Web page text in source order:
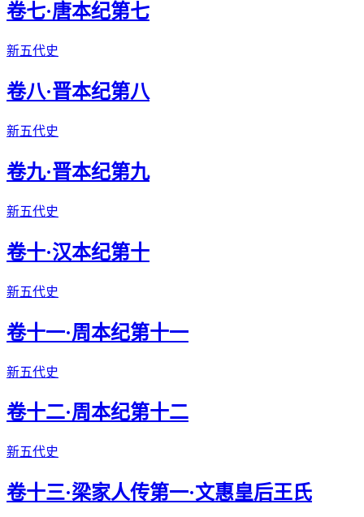
卷七·唐本纪第七
新五代史
卷八·晋本纪第八
新五代史
卷九·晋本纪第九
新五代史
卷十·汉本纪第十
新五代史
卷十一·周本纪第十一
新五代史
卷十二·周本纪第十二
新五代史
卷十三·梁家人传第一·文惠皇后王氏